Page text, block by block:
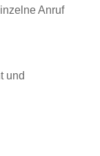
Anruf
und